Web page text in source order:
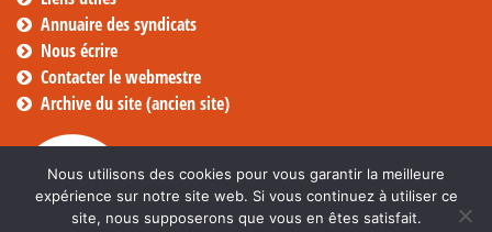
Annuaire des syndicats
Nous écrire
Contacter le webmestre
Archive du site (ancien site)
Nous utilisons des cookies pour vous garantir la meilleure
expérience sur notre site web. Si vous continuez à utiliser ce
site, nous supposerons que vous en êtes satisfait.